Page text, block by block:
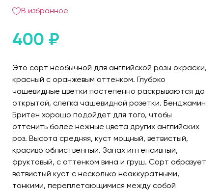
В избранное
400 ₽
Это сорт необычной для английской розы окраски,
красный с оранжевым оттенком. Глубоко
чашевидные цветки постепенно раскрываются до
открытой, слегка чашевидной розетки. Бенджамин
Бритен хорошо подойдет для того, чтобы
оттенить более нежные цвета других английских
роз. Высота средняя, куст мощный, ветвистый,
красиво облиственный. Запах интенсивный,
фруктовый, с оттенком вина и груш. Сорт образует
ветвистый куст с несколько неаккуратными,
тонкими, переплетающимися между собой